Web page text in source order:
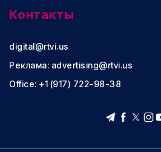
Контакты
digital@rtvi.us
Реклама: advertising@rtvi.us
Office: +1 (917) 722-98-38